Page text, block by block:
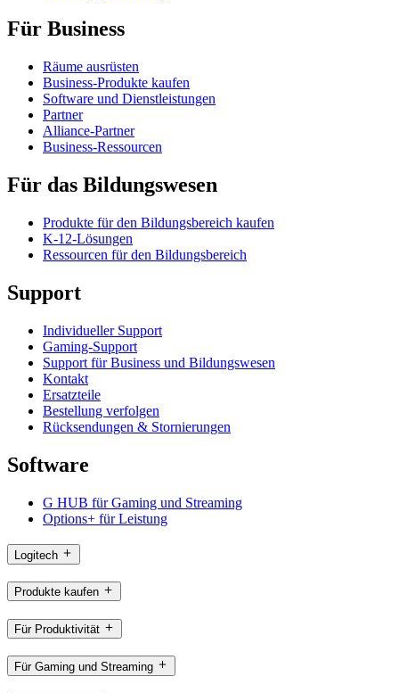
Für Business
Räume ausrüsten
Business-Produkte kaufen
Software und Dienstleistungen
Partner
Alliance-Partner
Business-Ressourcen
Für das Bildungswesen
Produkte für den Bildungsbereich kaufen
K-12-Lösungen
Ressourcen für den Bildungsbereich
Support
Individueller Support
Gaming-Support
Support für Business und Bildungswesen
Kontakt
Ersatzteile
Bestellung verfolgen
Rücksendungen & Stornierungen
Software
G HUB für Gaming und Streaming
Options+ für Leistung
Logitech
Produkte kaufen
Für Produktivität
Für Gaming und Streaming